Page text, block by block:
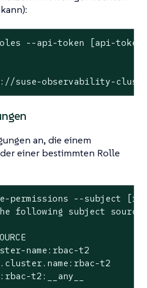
--api-token [api-token]
suse-observability-
an, die einem
einer bestimmten Rolle
permissions --subject
following subject
name:rbac-t2
t2
t2:__any__